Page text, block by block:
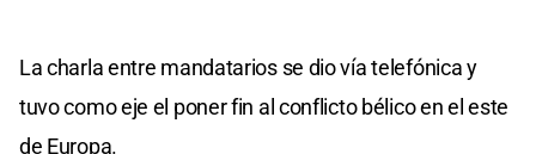
La charla entre mandatarios se dio vía telefónica y
tuvo como eje el poner fin al conflicto bélico en el este
de Europa.